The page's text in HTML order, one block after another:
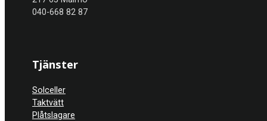
040-668 82 87
Tjänster
Solceller
Taktvätt
Plåtslagare